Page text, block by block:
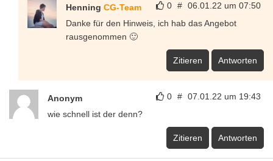
0 # 06.01.22 um 07:50
Henning CG-Team
Danke für den Hinweis, ich hab das Angebot
rausgenommen 🙂
Zitieren Antworten
0 # 07.01.22 um 19:43
Anonym
wie schnell ist der denn?
Zitieren Antworten